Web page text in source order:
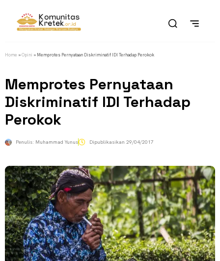
Home »Opini » Memprotes Pernyataan Diskriminatif IDI Terhadap Perokok
Memprotes Pernyataan
Diskriminatif IDI Terhadap
Perokok
Penulis: Muhammad Yunus Dipublikasikan 29/04/2017